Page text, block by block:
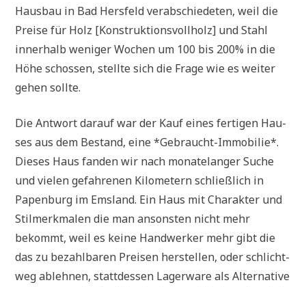
Haus­bau in Bad Hers­feld ver­ab­schie­de­ten, weil die
Prei­se für Holz [Kon­struk­ti­ons­voll­holz] und Stahl
inner­halb weni­ger Wochen um 100 bis 200% in die
Höhe schos­sen, stell­te sich die Fra­ge wie es wei­ter
gehen sollte.
Die Ant­wort dar­auf war der Kauf eines fer­ti­gen Hau­
ses aus dem Bestand, eine *Gebraucht-Immo­bi­lie*.
Die­ses Haus fan­den wir nach mona­te­lan­ger Suche
und vie­len gefah­re­nen Kilo­me­tern schließ­lich in
Papen­burg im Ems­land. Ein Haus mit Cha­rak­ter und
Stil­merk­ma­len die man anson­sten nicht mehr
bekommt, weil es kei­ne Hand­wer­ker mehr gibt die
das zu bezahl­ba­ren Prei­sen her­stel­len, oder schlicht­
weg ableh­nen, statt­des­sen Lager­wa­re als Alter­na­ti­ve